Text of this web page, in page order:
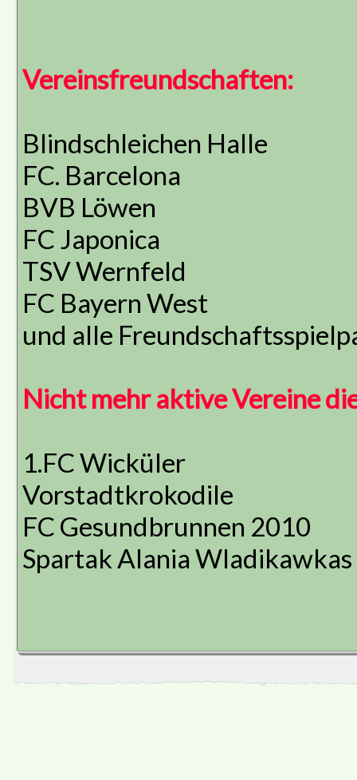
Vereinsfreundschaften:
Blindschleichen Halle
FC. Barcelona
BVB Löwen
FC Japonica
TSV Wernfeld
FC Bayern West
und alle
Nicht mehr aktive Vereine
1.FC Wicküler
Vorstadtkrokodile
FC Gesundbrunnen 2010
Spartak Alania Wladikawkas